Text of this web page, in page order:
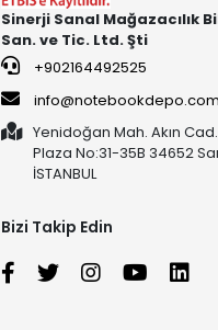
Sinerji Sanal Mağazacılık
San. ve Tic. Ltd. Şti
+902164492525
info@notebookdepo.com
Yenidoğan Mah. Akın
Plaza No:31-35B 34652
İSTANBUL
Bizi Takip Edin